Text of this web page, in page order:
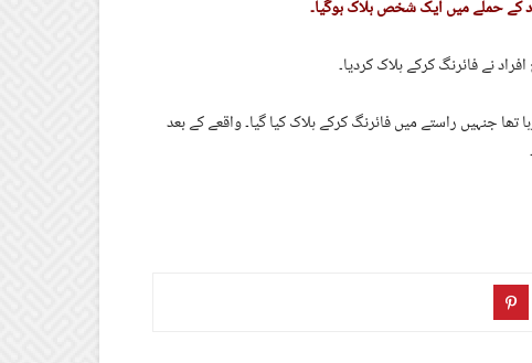
کے حملے میں ایک شخص ہلاک ہوگیا۔
نے فائرنگ کرکے ہلاک کردیا۔
جنہیں راستے میں فائرنگ کرکے ہلاک کیا گیا۔ واقعے کے بعد